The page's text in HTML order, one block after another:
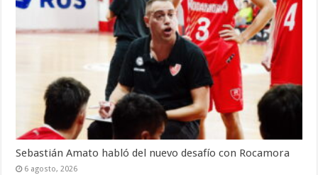
Sebastián Amato habló del nuevo desafío con Rocamora
6 agosto, 2026